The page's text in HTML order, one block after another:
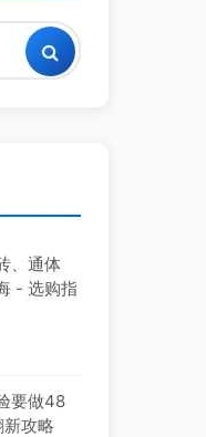
、通体
- 选购指
要做48
攻略